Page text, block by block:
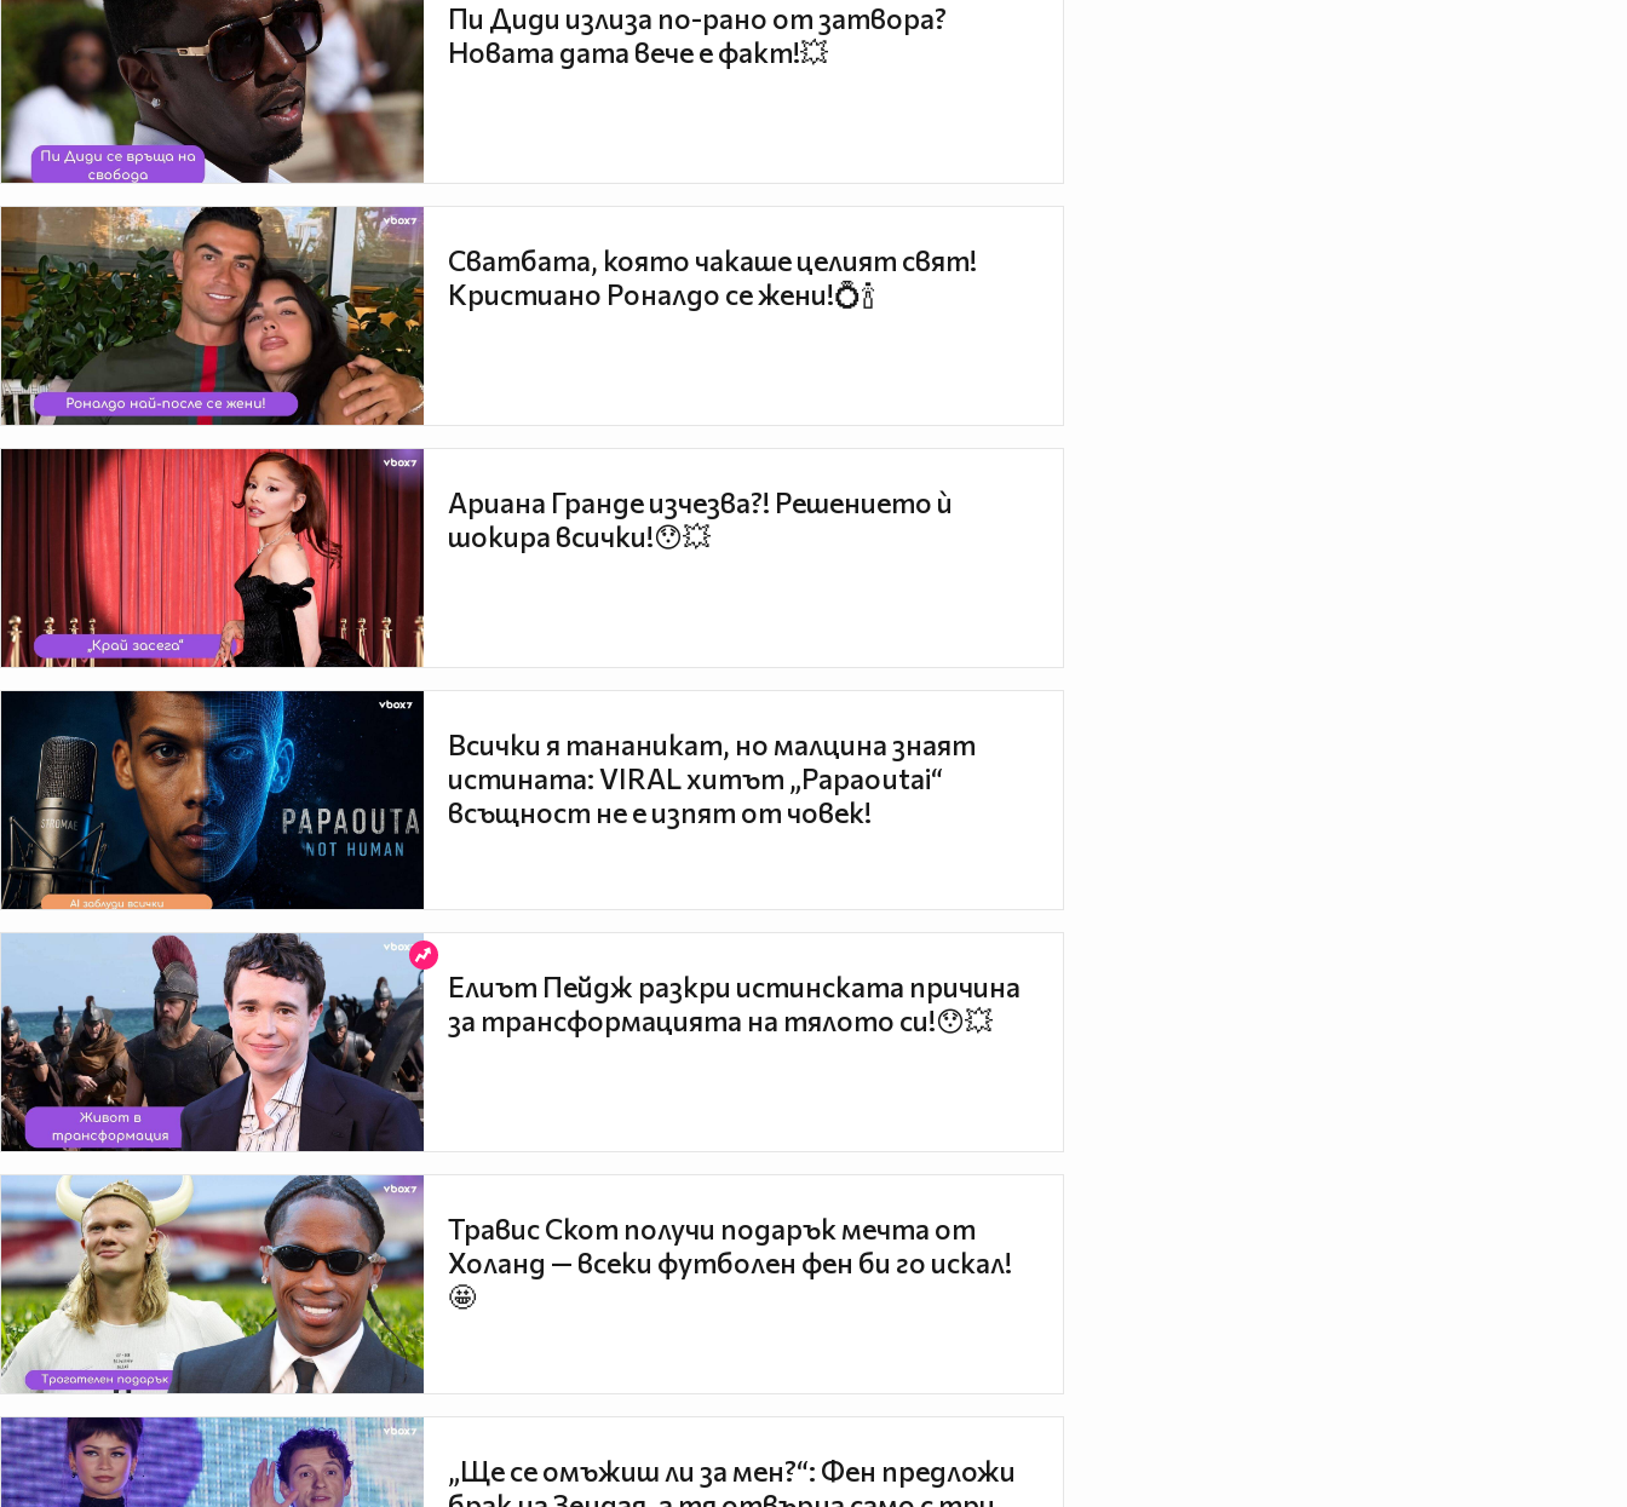
Пи Диди излиза по-рано от затвора?
Новата дата вече е факт!💥
Сватбата, която чакаше целият свят!
Кристиано Роналдо се жени!💍🍾
Ариана Гранде изчезва?! Решението ѝ
шокира всички!😯💥
Всички я тананикат, но малцина знаят
истината: VIRAL хитът „Papaoutai“
всъщност не е изпят от човек!
Елиът Пейдж разкри истинската причина
за трансформацията на тялото си!😯💥
Травис Скот получи подарък мечта от
Холанд — всеки футболен фен би го искал!
🤩
„Ще се омъжиш ли за мен?“: Фен предложи